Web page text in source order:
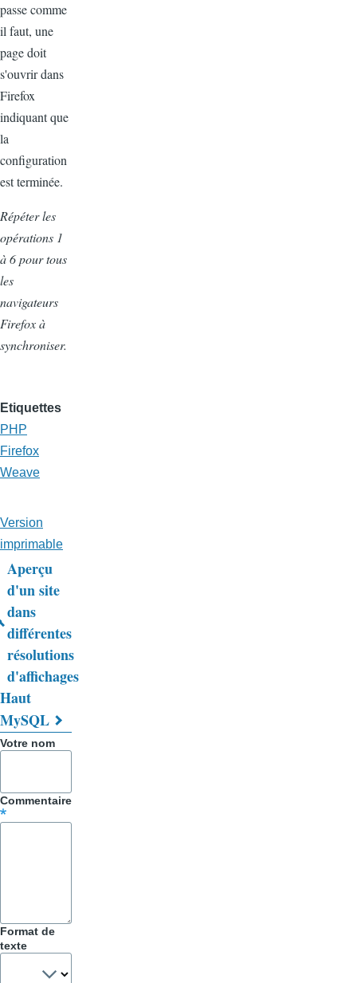
passe comme
il faut, une
page doit
s'ouvrir dans
Firefox
indiquant que
la
configuration
est terminée.
Répéter les
opérations 1
à 6 pour tous
les
navigateurs
Firefox à
synchroniser.
Etiquettes
PHP
Firefox
Weave
Version
imprimable
Liens
transversaux
de
livre
pour
Trucs
Astuces
Aperçu
d'un site
dans
différentes
résolutions
d'affichages
Haut
MySQL
Votre nom
Commentaire
Format de
texte